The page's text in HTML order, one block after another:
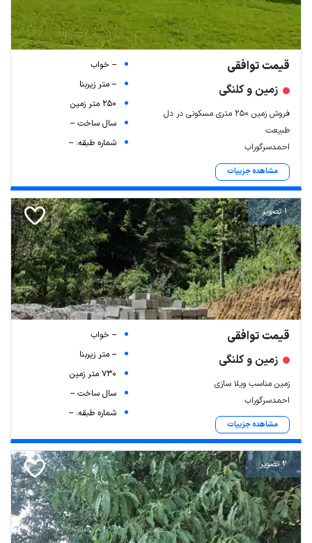
قیمت توافقی
زمین و کلنگی
فروش زمین 250 متری مسکونی در دل
طبیعت
احمدسرگوراب
مشاهده جزییات
-- خواب
-- متر زیربنا
250 متر زمین
سال ساخت --
شماره طبقه: --
1 تصویر
قیمت توافقی
زمین و کلنگی
زمین مناسب ویلا سازی
احمدسرگوراب
مشاهده جزییات
-- خواب
-- متر زیربنا
730 متر زمین
سال ساخت --
شماره طبقه: --
2 تصویر